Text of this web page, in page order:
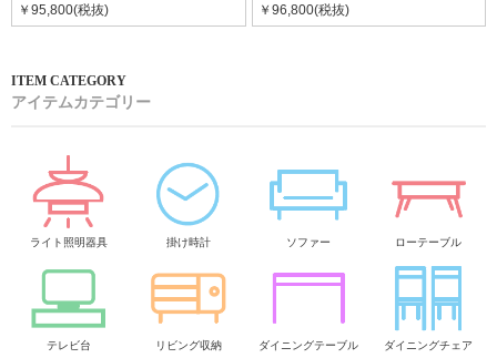
￥95,800(税抜) ￥96,800(税抜)
アイテムカテゴリー
ライト照明器具 掛け時計 ソファー ローテーブル
テレビ台 リビング収納 ダイニングテーブル ダイニングチェア